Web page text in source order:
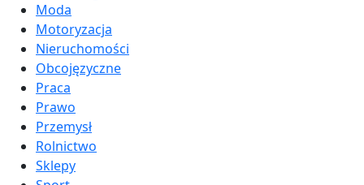
Moda
Motoryzacja
Nieruchomości
Obcojęzyczne
Praca
Prawo
Przemysł
Rolnictwo
Sklepy